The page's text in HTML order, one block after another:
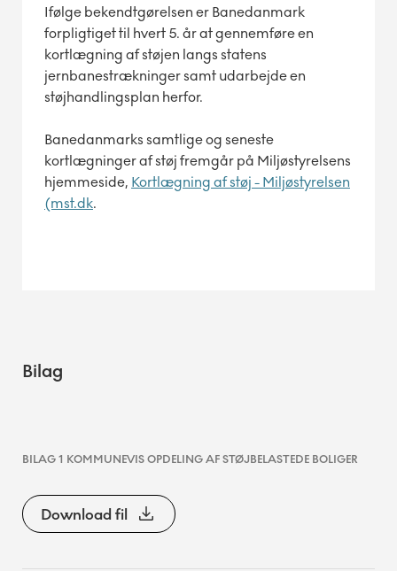
Ifølge bekendtgørelsen er Banedanmark
forpligtiget til hvert 5. år at gennemføre en
kortlægning af støjen langs statens
jernbanestrækninger samt udarbejde en
støjhandlingsplan herfor.
Banedanmarks samtlige og seneste
kortlægninger af støj fremgår på Miljøstyrelsens
hjemmeside, Kortlægning af støj - Miljøstyrelsen
(mst.dk.
Bilag
BILAG 1 KOMMUNEVIS OPDELING AF STØJBELASTEDE BOLIGER
Download fil